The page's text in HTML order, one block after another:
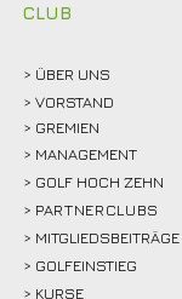
CLUB
> ÜBER UNS
> VORSTAND
> GREMIEN
> MANAGEMENT
> GOLF HOCH ZEHN
> PARTNERCLUBS
> MITGLIEDSBEITRÄGE
> GOLFEINSTIEG
> KURSE